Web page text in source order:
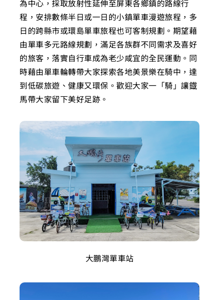
為中心，採取放射性延伸至屏東各鄉鎮的路線行
程，安排數條半日或一日的小鎮單車漫遊旅程，多
日的跨縣市或環島單車旅程也可客制規劃。期望藉
由單車多元路線規劃，滿足各族群不同需求及喜好
的旅客，落實自行車成為老少咸宜的全民運動。同
時藉由單車輪轉帶大家探索各地美景樂在騎中，達
到低碳旅遊、健康又環保。歡迎大家一「騎」讓鐡
馬帶大家留下美好足跡。
大鵬灣單車站